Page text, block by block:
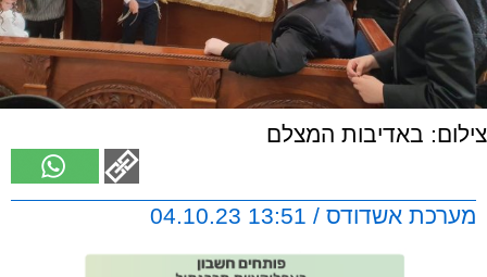
צילום: באדיבות המצלם
מערכת אשדודס / 13:51 04.10.23